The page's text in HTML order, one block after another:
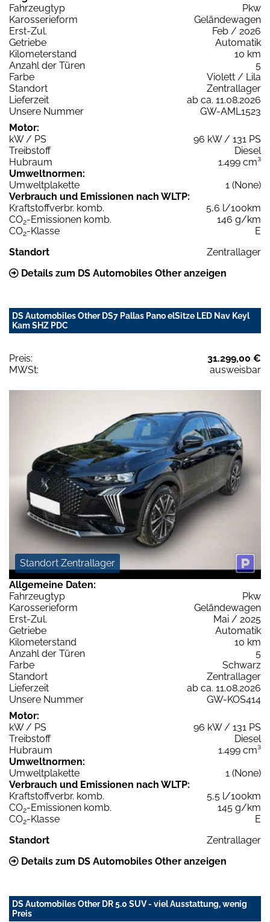
Fahrzeugtyp
Pkw
Karosserieform
Geländewagen
Erst-Zul.
Feb / 2026
Getriebe
Automatik
Kilometerstand
10 km
Anzahl der Türen
5
Farbe
Violett / Lila
Standort
Zentrallager
Lieferzeit
ab ca. 11.08.2026
Unsere Nummer
GW-AML1523
Motor:
kW / PS
96 kW / 131 PS
Treibstoff
Diesel
Hubraum
1.499 cm³
Umweltnormen:
Umweltplakette
1 (None)
Verbrauch und Emissionen nach WLTP:
Kraftstoffverbr. komb.
5,6 l/100km
CO2-Emissionen komb.
146 g/km
CO2-Klasse
E
Standort
Zentrallager
Details zum DS Automobiles Other anzeigen
DS Automobiles Other DS7 Pallas Pano elSitze LED Nav Keyl
Kam SHZ PDC
Preis:
31.299,00 €
MWSt:
ausweisbar
Standort Zentrallager
Allgemeine Daten:
Fahrzeugtyp
Pkw
Karosserieform
Geländewagen
Erst-Zul.
Mai / 2025
Getriebe
Automatik
Kilometerstand
10 km
Anzahl der Türen
5
Farbe
Schwarz
Standort
Zentrallager
Lieferzeit
ab ca. 11.08.2026
Unsere Nummer
GW-KOS414
Motor:
kW / PS
96 kW / 131 PS
Treibstoff
Diesel
Hubraum
1.499 cm³
Umweltnormen:
Umweltplakette
1 (None)
Verbrauch und Emissionen nach WLTP:
Kraftstoffverbr. komb.
5,5 l/100km
CO2-Emissionen komb.
145 g/km
CO2-Klasse
E
Standort
Zentrallager
Details zum DS Automobiles Other anzeigen
DS Automobiles Other DR 5.0 SUV - viel Ausstattung, wenig
Preis